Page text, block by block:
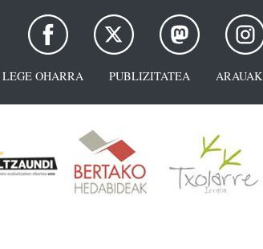
LEGE OHARRA PUBLIZITATEA ARAUAK